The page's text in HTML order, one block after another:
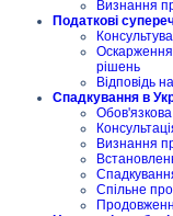
Визнання
Податкові
Оскарження
рішень
Відповідь
Спадкування в
Визнання
Спільне про